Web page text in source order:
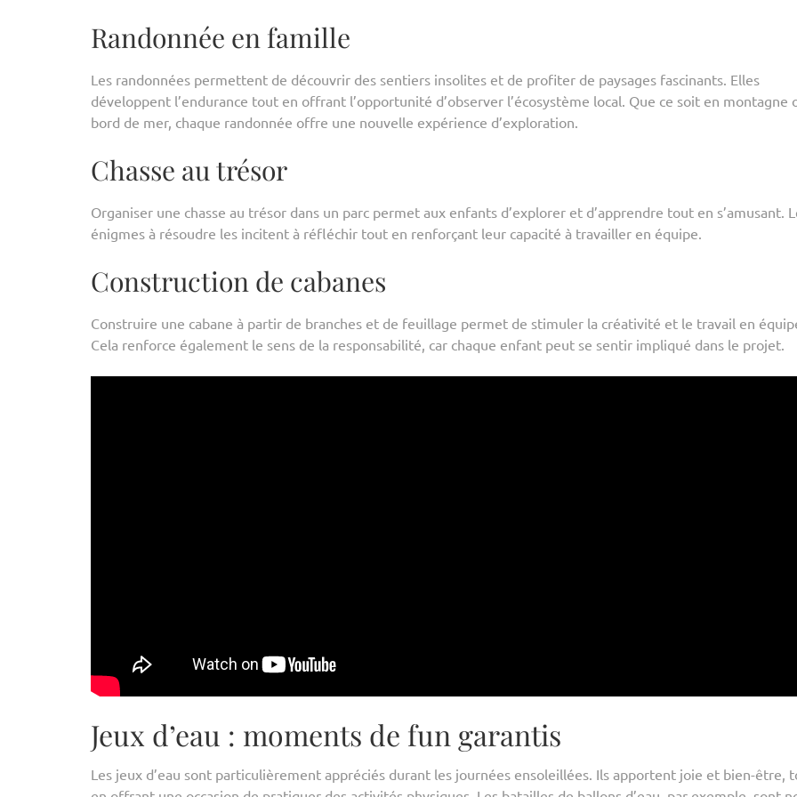
Randonnée en famille
Les randonnées permettent de découvrir des sentiers insolites et de profiter de paysages fascinants. Elles
développent l’endurance tout en offrant l’opportunité d’observer l’écosystème local. Que ce soit en montagne
bord de mer, chaque randonnée offre une nouvelle expérience d’exploration.
Chasse au trésor
Organiser une chasse au trésor dans un parc permet aux enfants d’explorer et d’apprendre tout en s’amusant.
énigmes à résoudre les incitent à réfléchir tout en renforçant leur capacité à travailler en équipe.
Construction de cabanes
Construire une cabane à partir de branches et de feuillage permet de stimuler la créativité et le travail en
Cela renforce également le sens de la responsabilité, car chaque enfant peut se sentir impliqué dans le projet.
Jeux d’eau : moments de fun garantis
Les jeux d’eau sont particulièrement appréciés durant les journées ensoleillées. Ils apportent joie et bien-être,